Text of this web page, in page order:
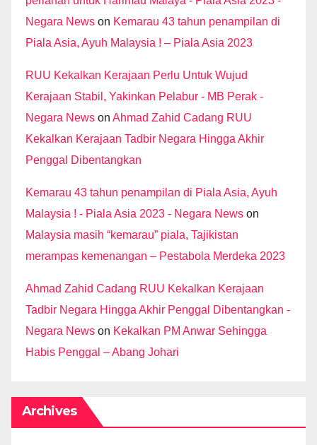
Negara News on Kemarau 43 tahun penampilan di
Piala Asia, Ayuh Malaysia ! – Piala Asia 2023
RUU Kekalkan Kerajaan Perlu Untuk Wujud
Kerajaan Stabil, Yakinkan Pelabur - MB Perak -
Negara News on Ahmad Zahid Cadang RUU
Kekalkan Kerajaan Tadbir Negara Hingga Akhir
Penggal Dibentangkan
Kemarau 43 tahun penampilan di Piala Asia, Ayuh
Malaysia ! - Piala Asia 2023 - Negara News on
Malaysia masih “kemarau” piala, Tajikistan
merampas kemenangan – Pestabola Merdeka 2023
Ahmad Zahid Cadang RUU Kekalkan Kerajaan
Tadbir Negara Hingga Akhir Penggal Dibentangkan -
Negara News on Kekalkan PM Anwar Sehingga
Habis Penggal – Abang Johari
Archives